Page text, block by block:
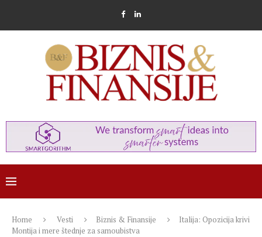
Home Vesti Biznis & Finansije
Italija: Opozicija krivi
Montija i mere štednje za samoubistva